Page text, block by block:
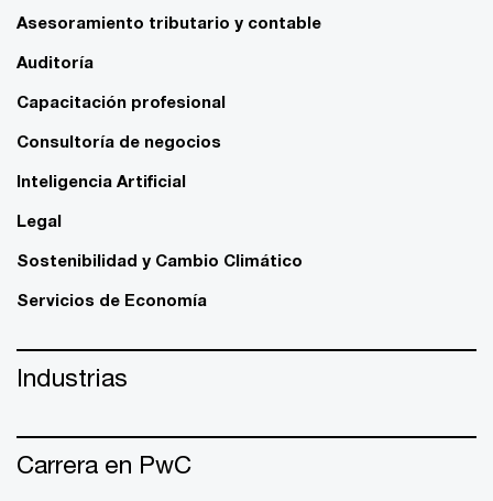
Asesoramiento tributario y contable
Auditoría
Capacitación profesional
Consultoría de negocios
Inteligencia Artificial
Legal
Sostenibilidad y Cambio Climático
Servicios de Economía
Industrias
Carrera en PwC